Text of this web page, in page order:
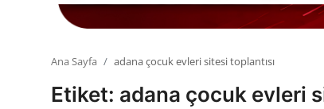
Resmi Reklamlar
Ana Sayfa adana çocuk evleri sitesi toplantısı
Etiket: adana çocuk evleri